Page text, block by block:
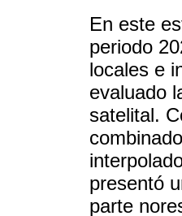
En este
periodo
locales e
evaluado
satelital.
presentó
parte